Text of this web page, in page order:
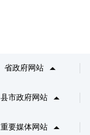
省政府网站
县市政府网站
重要媒体网站